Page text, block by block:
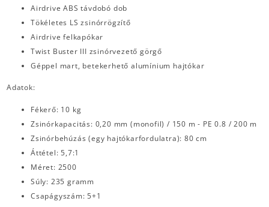
Airdrive ABS távdobó dob
Tökéletes LS zsinórrögzítő
Airdrive felkapókar
Twist Buster III zsinórvezető görgő
Géppel mart, betekerhető alumínium hajtókar
Adatok:
Fékerő: 10 kg
Zsinórkapacitás: 0,20 mm (monofil) / 150 m - PE 0.8 / 200 m
Zsinórbehúzás (egy hajtókarfordulatra): 80 cm
Áttétel: 5,7:1
Méret: 2500
Súly: 235 gramm
Csapágyszám: 5+1